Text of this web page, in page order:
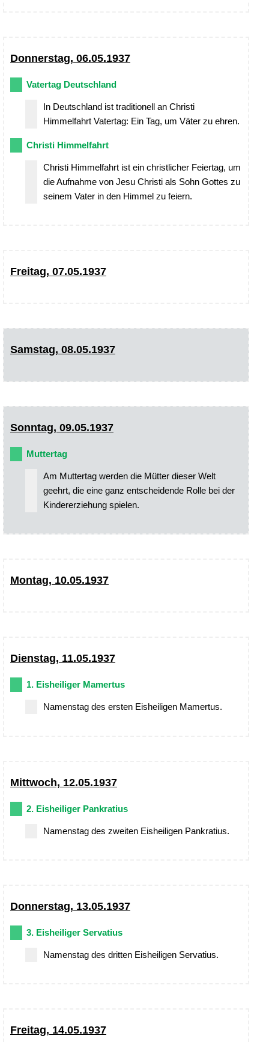
Donnerstag, 06.05.1937
Vatertag Deutschland
In Deutschland ist traditionell an Christi
Himmelfahrt Vatertag: Ein Tag, um Väter zu ehren.
Christi Himmelfahrt
Christi Himmelfahrt ist ein christlicher Feiertag, um
die Aufnahme von Jesu Christi als Sohn Gottes zu
seinem Vater in den Himmel zu feiern.
Freitag, 07.05.1937
Samstag, 08.05.1937
Sonntag, 09.05.1937
Muttertag
Am Muttertag werden die Mütter dieser Welt
geehrt, die eine ganz entscheidende Rolle bei der
Kindererziehung spielen.
Montag, 10.05.1937
Dienstag, 11.05.1937
1. Eisheiliger Mamertus
Namenstag des ersten Eisheiligen Mamertus.
Mittwoch, 12.05.1937
2. Eisheiliger Pankratius
Namenstag des zweiten Eisheiligen Pankratius.
Donnerstag, 13.05.1937
3. Eisheiliger Servatius
Namenstag des dritten Eisheiligen Servatius.
Freitag, 14.05.1937